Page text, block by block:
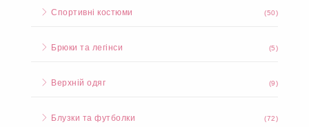
Спортивні костюми (50)
Брюки та легінси (5)
Верхній одяг (9)
Блузки та футболки (72)